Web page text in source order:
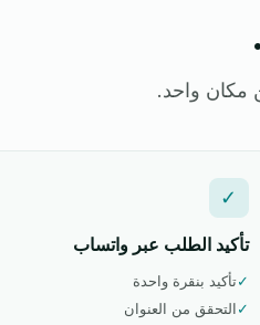
مكان واحد.
✓
تأكيد الطلب عبر واتساب
✓تأكيد بنقرة واحدة
✓التحقق من العنوان